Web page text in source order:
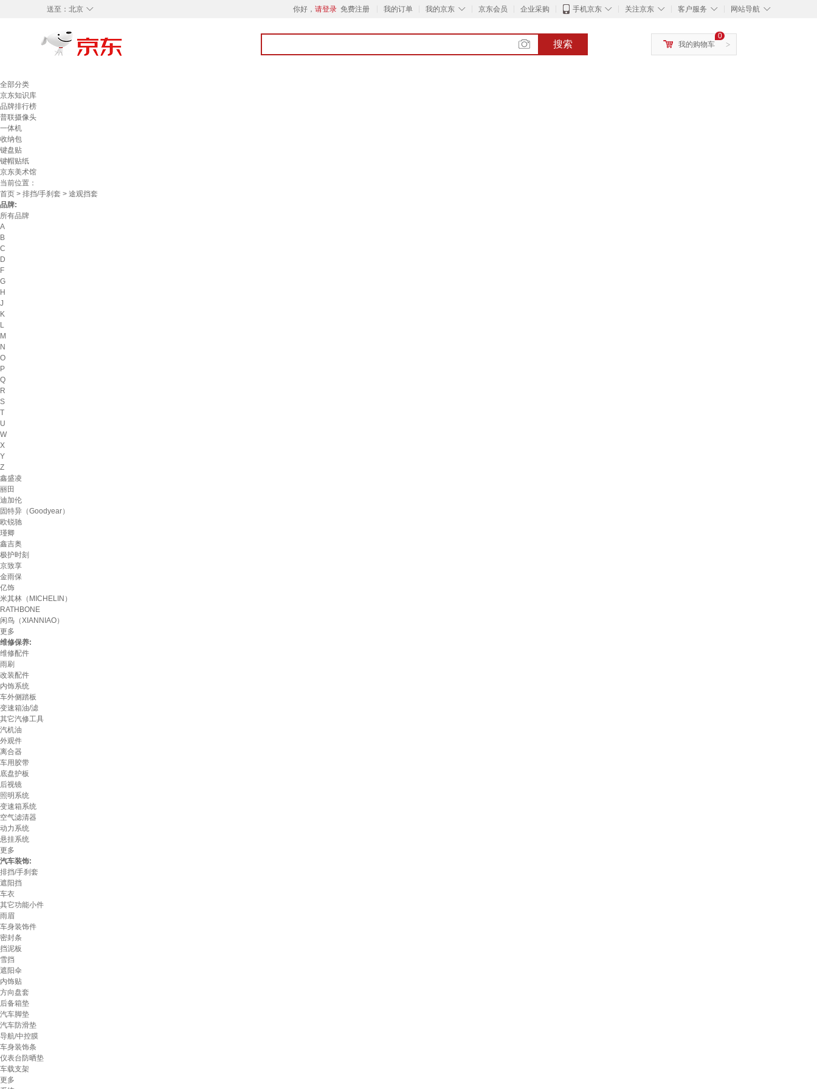
◇
送至： 北京 你好， 请登录 免费注册 我的订单 ◇
我的京东 京东会员 企业采购 ◇
手机京东 ◇
关注京东 ◇
客户服务 ◇
网站导航
搜索 >
0
我的购物车
全部分类
京东知识库
品牌排行榜
普联摄像头
一体机
收纳包
键盘贴
键帽贴纸
京东美术馆
当前位置：
首页 > 排挡/手刹套 > 途观挡套
品牌:
所有品牌
A
B
C
D
F
G
H
J
K
L
M
N
O
P
Q
R
S
T
U
W
X
Y
Z
鑫盛凌
丽田
迪加伦
固特异（Goodyear）
欧锐驰
瑾卿
鑫吉奥
极护时刻
京致享
金雨保
亿饰
米其林（MICHELIN）
RATHBONE
闲鸟（XIANNIAO）
更多
维修保养:
维修配件
雨刷
改装配件
内饰系统
车外侧踏板
变速箱油/滤
其它汽修工具
汽机油
外观件
离合器
车用胶带
底盘护板
后视镜
照明系统
变速箱系统
空气滤清器
动力系统
悬挂系统
更多
汽车装饰:
排挡/手刹套
遮阳挡
车衣
其它功能小件
雨眉
车身装饰件
密封条
挡泥板
雪挡
遮阳伞
内饰贴
方向盘套
后备箱垫
汽车脚垫
汽车防滑垫
导航/中控膜
车身装饰条
仪表台防晒垫
车载支架
更多